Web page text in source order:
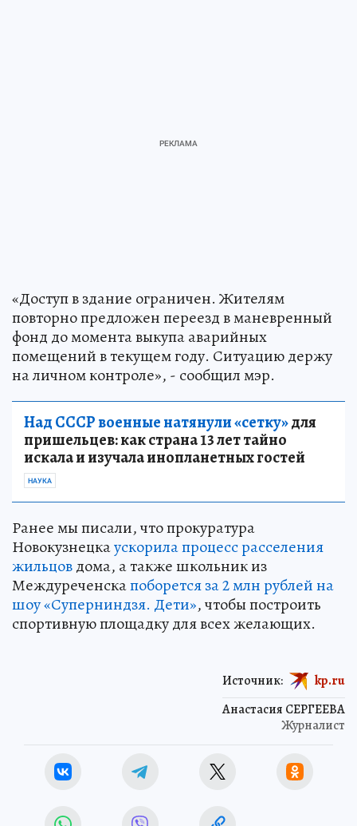
«‎Доступ в здание ограничен. Жителям
повторно предложен переезд в маневренный
фонд до момента выкупа аварийных
помещений в текущем году. ‎‎Ситуацию держу
на личном контроле», - сообщил мэр.
Над СССР военные натянули «сетку»для
пришельцев: как страна 13 лет тайно
искала и изучала инопланетных гостей
НАУКА
Ранее мы писали, что прокуратура
Новокузнецкаускорила процесс расселения
жильцовдома, а также школьник из
Междуреченскапоборется за 2 млн рублей на
шоу «Суперниндзя. Дети», чтобы построить
спортивную площадку для всех желающих.
Анастасия СЕРГЕЕВА
Журналист
Источник: kp.ru